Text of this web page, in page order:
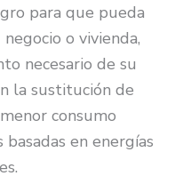
para que pueda
o vivienda,
necesario de su
la sustitución de
consumo
en energías